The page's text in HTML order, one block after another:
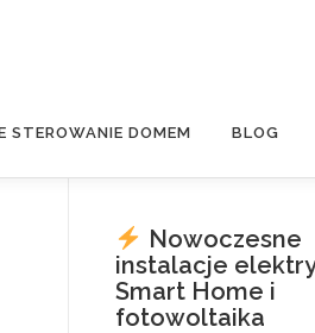
DOMEM BLOG
Nowoczesne
instalacje
Smart Home i
fotowoltaika